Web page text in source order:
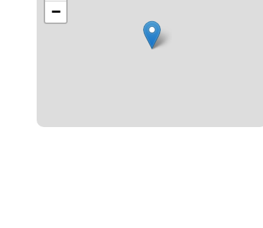
−